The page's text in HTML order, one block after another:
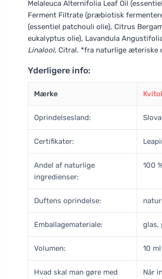
Melaleuca Alternifolia Leaf Oil
Ferment Filtrate (præbiotisk
(essentiel patchouli olie), Citrus
eukalyptus olie), Lavandula
Linalool, Citral. *fra naturlige æteriske
Yderligere info:
Mærke
Oprindelsesland:
Certifikater:
Andel af naturlige
ingredienser:
100
Duftens oprindelse:
Emballagemateriale: glas,
Volumen: 10 ml
Hvad skal man gøre med
Når